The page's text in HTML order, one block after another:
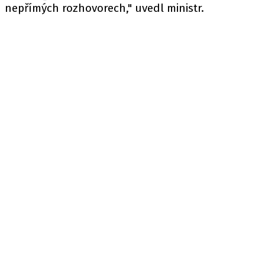
nepřímých rozhovorech," uvedl ministr.